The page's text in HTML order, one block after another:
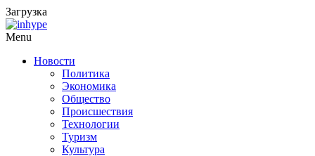
Загрузка
Menu
Новости
Политика
Экономика
Общество
Происшествия
Технологии
Туризм
Культура